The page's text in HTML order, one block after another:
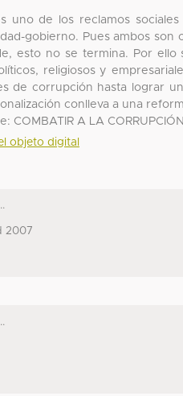
uno de los reclamos
gobierno. Pues ambos
esto no se termina. Por
religiosos y
de corrupción hasta lograr
conlleva a una
A LA
objeto digital
2007